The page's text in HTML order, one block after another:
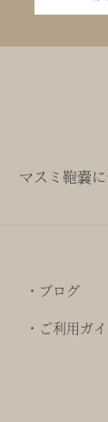
マスミ鞄嚢
・ブログ
・ご利用ガ